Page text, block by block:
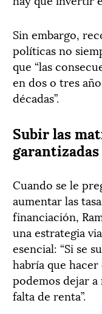
Sin embargo,
políticas no
que “las
en dos o tres
décadas”.
Subir las
garantizadas
Cuando se le
aumentar las
financiación,
una estrategia
esencial: “Si se
habría que hacer
podemos dejar
falta de renta”.